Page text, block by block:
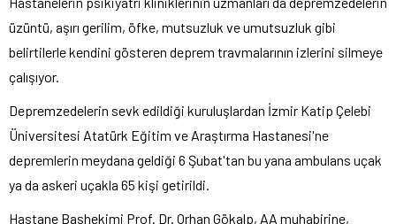
üzüntü, aşırı gerilim, öfke, mutsuzluk ve umutsuzluk gibi
belirtilerle kendini gösteren deprem travmalarının izlerini silmeye
çalışıyor.
Depremzedelerin sevk edildiği kuruluşlardan İzmir Katip Çelebi
Üniversitesi Atatürk Eğitim ve Araştırma Hastanesi'ne
depremlerin meydana geldiği 6 Şubat'tan bu yana ambulans uçak
ya da askeri uçakla 65 kişi getirildi.
Hastane Başhekimi Prof. Dr. Orhan Gökalp, AA muhabirine,